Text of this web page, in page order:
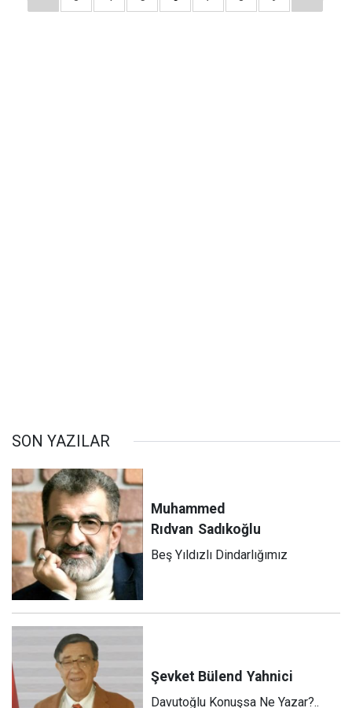
SON YAZILAR
Muhammed
Rıdvan Sadıkoğlu
Beş Yıldızlı Dindarlığımız
Şevket Bülend Yahnici
Davutoğlu Konuşsa Ne Yazar?..